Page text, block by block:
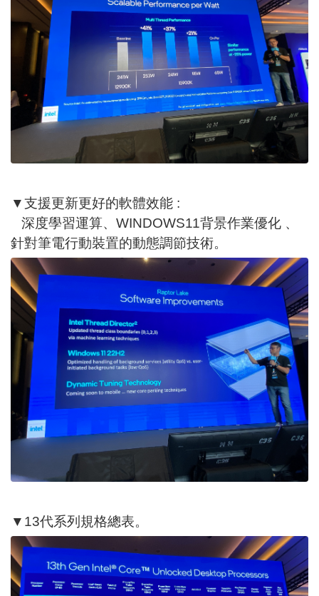
▼支援更新更好的軟體效能 :
深度學習運算、WINDOWS11背景作業優化 、
針對筆電行動裝置的動態調節技術。
▼13代系列規格總表。